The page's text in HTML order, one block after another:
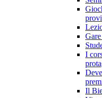
I
Il